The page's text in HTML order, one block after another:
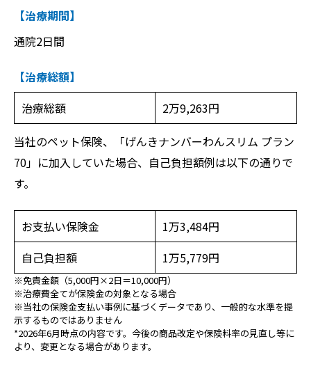
【治療期間】
通院2日間
【治療総額】
治療総額
2万9,263円
当社のペット保険、「げんきナンバーわんスリム プラン
70」に加入していた場合、自己負担額例は以下の通りで
す。
お支払い保険金
1万3,484円
自己負担額
1万5,779円
※免責金額（5,000円×2日＝10,000円）
※治療費全てが保険金の対象となる場合
※当社の保険金支払い事例に基づくデータであり、一般的な水準を提
示するものではありません
*2026年6月時点の内容です。今後の商品改定や保険料率の見直し等に
より、変更となる場合があります。